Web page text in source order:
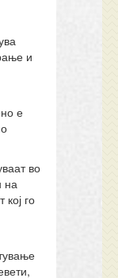
и
е
во
на
го